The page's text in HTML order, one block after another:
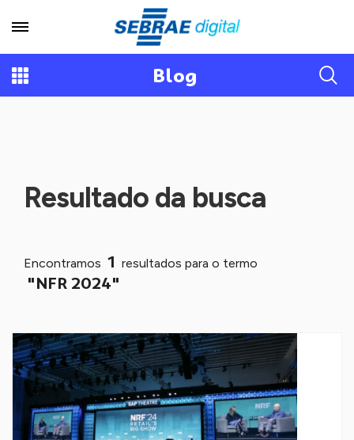
Blog
Resultado da busca
Encontramos 1 resultados para o termo
"NFR 2024"